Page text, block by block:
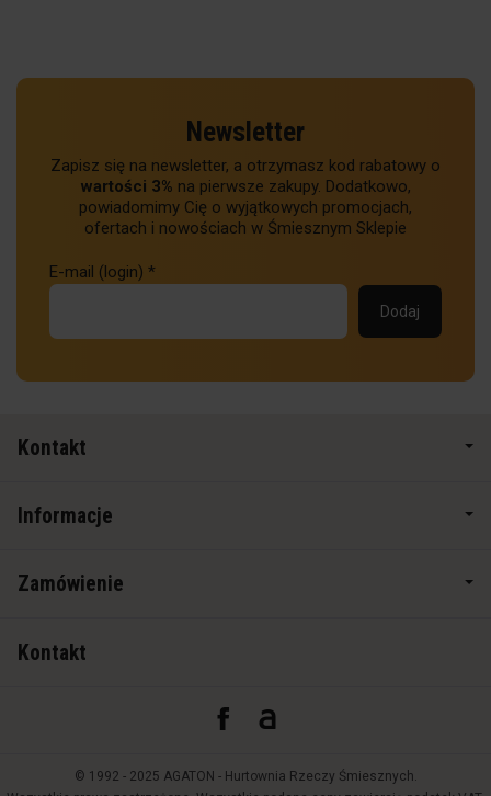
Newsletter
Zapisz się na newsletter, a otrzymasz kod rabatowy o
wartości 3% na pierwsze zakupy. Dodatkowo,
powiadomimy Cię o wyjątkowych promocjach,
ofertach i nowościach w Śmiesznym Sklepie
E-mail (login) *
Kontakt
Informacje
Zamówienie
Kontakt
© 1992 - 2025 AGATON - Hurtownia Rzeczy Śmiesznych.